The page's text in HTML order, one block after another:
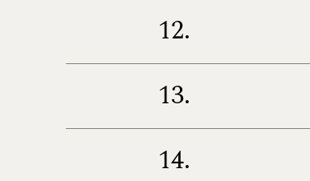
12.
13.
14.